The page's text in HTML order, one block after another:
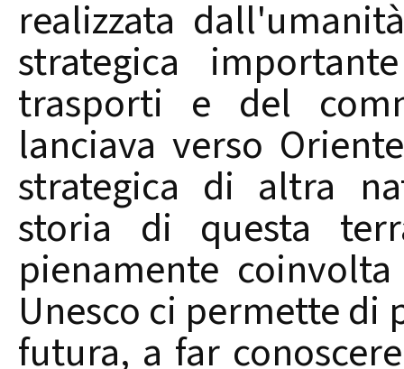
realizzata
strategica
trasporti e del
lanciava verso
strategica di altra
storia di questa
pienamente
Unesco ci permette di
futura, a far